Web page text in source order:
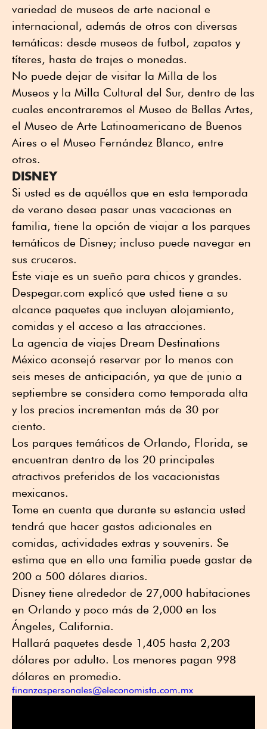
variedad de museos de arte nacional e
internacional, además de otros con diversas
temáticas: desde museos de futbol, zapatos y
títeres, hasta de trajes o monedas.
No puede dejar de visitar la Milla de los
Museos y la Milla Cultural del Sur, dentro de las
cuales encontraremos el Museo de Bellas Artes,
el Museo de Arte Latinoamericano de Buenos
Aires o el Museo Fernández Blanco, entre
otros.
DISNEY
Si usted es de aquéllos que en esta temporada
de verano desea pasar unas vacaciones en
familia, tiene la opción de viajar a los parques
temáticos de Disney; incluso puede navegar en
sus cruceros.
Este viaje es un sueño para chicos y grandes.
Despegar.com explicó que usted tiene a su
alcance paquetes que incluyen alojamiento,
comidas y el acceso a las atracciones.
La agencia de viajes Dream Destinations
México aconsejó reservar por lo menos con
seis meses de anticipación, ya que de junio a
septiembre se considera como temporada alta
y los precios incrementan más de 30 por
ciento.
Los parques temáticos de Orlando, Florida, se
encuentran dentro de los 20 principales
atractivos preferidos de los vacacionistas
mexicanos.
Tome en cuenta que durante su estancia usted
tendrá que hacer gastos adicionales en
comidas, actividades extras y souvenirs. Se
estima que en ello una familia puede gastar de
200 a 500 dólares diarios.
Disney tiene alrededor de 27,000 habitaciones
en Orlando y poco más de 2,000 en los
Ángeles, California.
Hallará paquetes desde 1,405 hasta 2,203
dólares por adulto. Los menores pagan 998
dólares en promedio.
finanzaspersonales@eleconomista.com.mx